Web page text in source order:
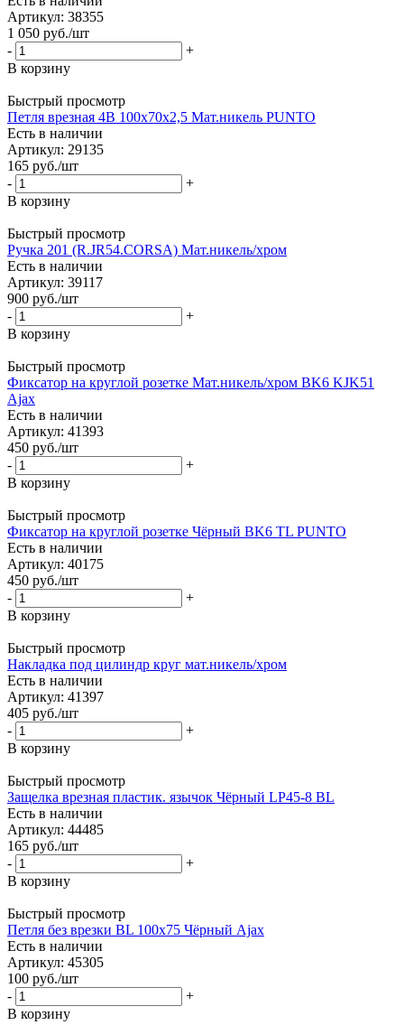
Артикул: 38355
1 050 руб./шт
-
+
В корзину
Быстрый просмотр
Петля врезная 4B 100х70х2,5 Мат.никель PUNTO
Есть в наличии
Артикул: 29135
165 руб./шт
-
+
В корзину
Быстрый просмотр
Ручка 201 (R.JR54.CORSA) Мат.никель/хром
Есть в наличии
Артикул: 39117
900 руб./шт
-
+
В корзину
Быстрый просмотр
Фиксатор на круглой розетке Мат.никель/хром BK6 KJK51
Ajax
Есть в наличии
Артикул: 41393
450 руб./шт
-
+
В корзину
Быстрый просмотр
Фиксатор на круглой розетке Чёрный BK6 TL PUNTO
Есть в наличии
Артикул: 40175
450 руб./шт
-
+
В корзину
Быстрый просмотр
Накладка под цилиндр круг мат.никель/хром
Есть в наличии
Артикул: 41397
405 руб./шт
-
+
В корзину
Быстрый просмотр
Защелка врезная пластик. язычок Чёрный LP45-8 BL
Есть в наличии
Артикул: 44485
165 руб./шт
-
+
В корзину
Быстрый просмотр
Петля без врезки BL 100х75 Чёрный Ajax
Есть в наличии
Артикул: 45305
100 руб./шт
-
+
В корзину